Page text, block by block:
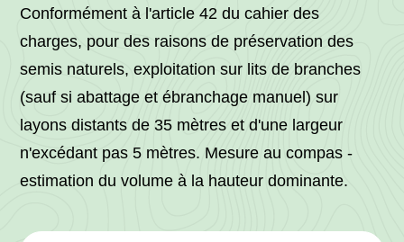
Conformément à l'article 42 du cahier des
charges, pour des raisons de préservation des
semis naturels, exploitation sur lits de branches
(sauf si abattage et ébranchage manuel) sur
layons distants de 35 mètres et d'une largeur
n'excédant pas 5 mètres. Mesure au compas -
estimation du volume à la hauteur dominante.